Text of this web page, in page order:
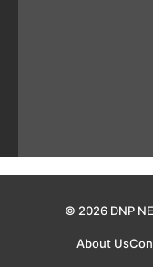
© 2026 DNP
About Us